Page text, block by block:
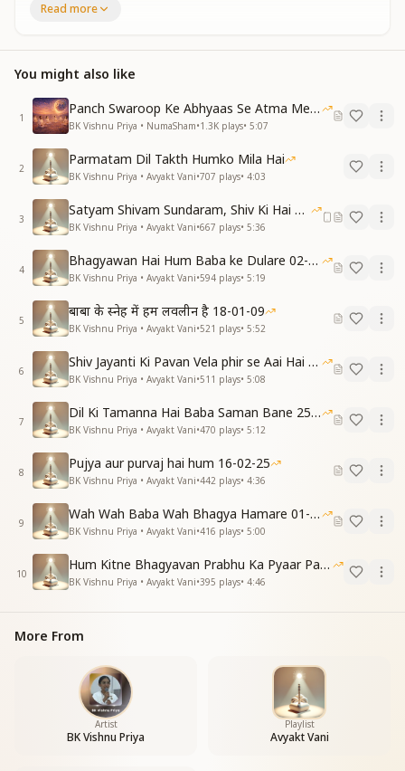
सतयुगी जीवन बन गई पावन बाबा के संग खेल रहे है खेल रहे है
प्रभु पालना में पल रहे है पल रहे है
आदि अनादि स्वरूप में हम वृद्धि स्वरूप है सदा
स्वभाव का परिवर्तन हो समर्थी स्वरूप हो सदा
निर्मल हो या निर्माण है अपना स्वमान
खुद को बदल दुनियां को बदल रहे है
बदल रहे है
परमात्मा स्वयं पालनहार मिला
प्रभु पालना में पल रहे है पल रहे है
शिक्षक बन करके वो हमें पढ़ाते है
उनकी श्रीमत पर चल रहे है चल रहे है
Read more
You might also like
1
Panch Swaroop Ke Abhyaas Se Atma Mein Shakti
BK Vishnu Priya • NumaSham•1.3K plays• 5:07
2
Parmatam Dil Takth Humko Mila Hai
BK Vishnu Priya • Avyakt Vani•707 plays• 4:03
3
Satyam Shivam Sundaram, Shiv Ki Hai Hum Santan 09-11-2025
BK Vishnu Priya • Avyakt Vani•667 plays• 5:36
4
Bhagyawan Hai Hum Baba ke Dulare 02-03-2025
BK Vishnu Priya • Avyakt Vani•594 plays• 5:19
5
बाबा के स्नेह में हम लवलीन है 18-01-09
BK Vishnu Priya • Avyakt Vani•521 plays• 5:52
6
Shiv Jayanti Ki Pavan Vela phir se Aai Hai 23-02-2025
BK Vishnu Priya • Avyakt Vani•511 plays• 5:08
7
Dil Ki Tamanna Hai Baba Saman Bane 25-01-2026
BK Vishnu Priya • Avyakt Vani•470 plays• 5:12
8
Pujya aur purvaj hai hum 16-02-25
BK Vishnu Priya • Avyakt Vani•442 plays• 4:36
9
Wah Wah Baba Wah Bhagya Hamare 01-02-2026
BK Vishnu Priya • Avyakt Vani•416 plays• 5:00
10
Hum Kitne Bhagyavan Prabhu Ka Pyaar Paye Hai
BK Vishnu Priya • Avyakt Vani•395 plays• 4:46
More From
Artist
BK Vishnu Priya
Playlist
Avyakt Vani